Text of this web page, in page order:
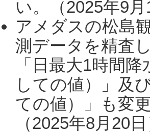
い。（2025年9月
アメダスの松島
測データを精査
「日最大1時間
しての値）」及
ての値）」も変
（2025年8月20日